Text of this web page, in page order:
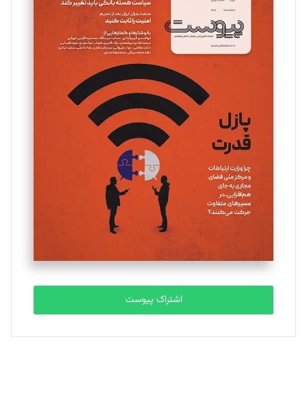
تحریریه
مینا پاکدل
یسنا امان‌پور
تحریریه
ملینا جعفری
تحریریه
مصطفی مسجدی آرانی
تحریریه
بابک نقاش
تحریریه
اشتراک پیوست